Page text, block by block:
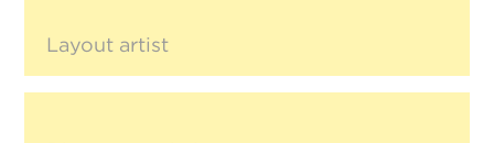
Layout artist